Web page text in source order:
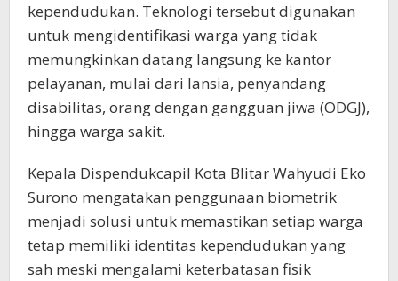
kependudukan. Teknologi tersebut digunakan
untuk mengidentifikasi warga yang tidak
memungkinkan datang langsung ke kantor
pelayanan, mulai dari lansia, penyandang
disabilitas, orang dengan gangguan jiwa (ODGJ),
hingga warga sakit.
Kepala Dispendukcapil Kota Blitar Wahyudi Eko
Surono mengatakan penggunaan biometrik
menjadi solusi untuk memastikan setiap warga
tetap memiliki identitas kependudukan yang
sah meski mengalami keterbatasan fisik